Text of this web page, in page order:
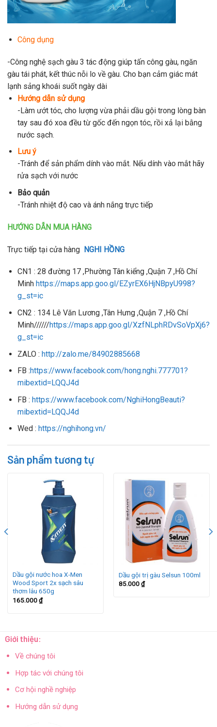
Công dụng
-Công nghệ sạch gàu 3 tác động giúp tấn công gàu, ngăn
gàu tái phát, kết thúc nỗi lo về gàu. Cho bạn cảm giác mát
lạnh sảng khoái suốt ngày dài
Hướng dẫn sử dụng
-Làm ướt tóc, cho lượng vừa phải dầu gội trong lòng bàn
tay sau đó xoa đều từ gốc đến ngọn tóc, rồi xả lại bằng
nước sạch.
Lưu ý
-Tránh để sản phẩm dính vào mắt. Nếu dính vào mắt hãy
rửa sạch với nước
Bảo quản
-Tránh nhiệt độ cao và ánh nắng trực tiếp
HƯỚNG DẪN MUA HÀNG
Trực tiếp tại cửa hàng NGHI HỒNG
CN1 : 28 đường 17 ,Phường Tân kiểng ,Quận 7 ,Hồ Chí
Minh https://maps.app.goo.gl/EZyrEX6HjNBpyU998?
g_st=ic
CN2 : 134 Lê Văn Lương ,Tân Hưng ,Quận 7 ,Hồ Chí
Minh//////https://maps.app.goo.gl/XzfNLphRDvSoVpXj6?
g_st=ic
ZALO : http://zalo.me/84902885668
FB :https://www.facebook.com/hong.nghi.777701?
mibextid=LQQJ4d
FB : https://www.facebook.com/NghiHongBeauti?
mibextid=LQQJ4d
Wed : https://nghihong.vn/
Sản phẩm tương tự
Dầu gội nước hoa X-Men
Wood Sport 2x sạch sâu
thơm lâu 650g
165.000₫
Dầu gội trị gàu Selsun 100ml
85.000₫
Giới thiệu:
Về chúng tôi
Hợp tác với chúng tôi
Cơ hội nghề nghiệp
Hướng dẫn sử dụng